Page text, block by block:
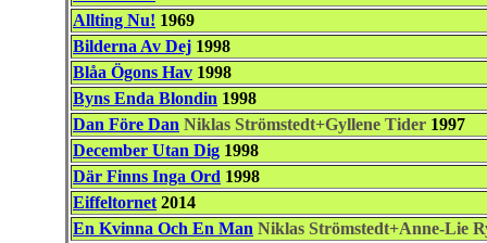
Allting Nu! 1969
Bilderna Av Dej 1998
Blåa Ögons Hav 1998
Byns Enda Blondin 1998
Dan Före Dan Niklas Strömstedt+Gyllene Tider 1997
December Utan Dig 1998
Där Finns Inga Ord 1998
Eiffeltornet 2014
En Kvinna Och En Man Niklas Strömstedt+Anne-Lie